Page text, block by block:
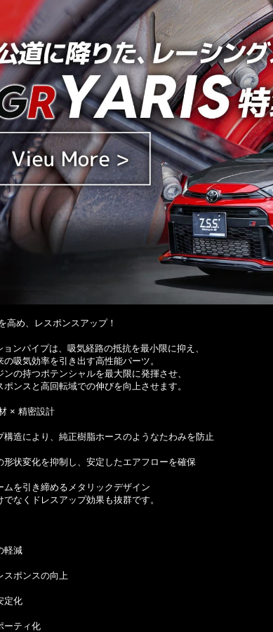
高め、レスポンスアップ！
ンパイプは、吸気経路の抵抗を最小限に抑え、
の吸気効率を引き出す高性能パーツ。
ンの持つポテンシャルを最大限に発揮させ、
ポンスと高回転域での伸びを向上させます。
× 精密設計
構造により、純正樹脂ホースのようなたわみを防止
形状変化を抑制し、安定したエアフローを確保
ムを引き締めるメタリックデザイン
なくドレスアップ効果も抜群です。
軽減
スポンスの向上
定化
ーティ化